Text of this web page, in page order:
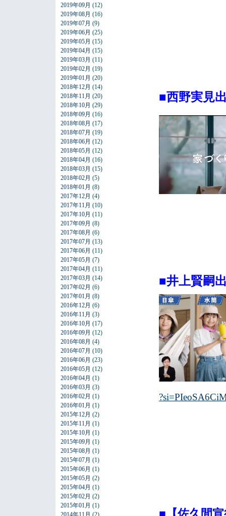
2019年09月 (12)
2019年08月 (16)
2019年07月 (9)
2019年06月 (25)
2019年05月 (15)
2019年04月 (15)
2019年03月 (11)
2019年02月 (19)
2019年01月 (20)
2018年12月 (14)
2018年11月 (20)
2018年10月 (29)
2018年09月 (16)
2018年08月 (17)
2018年07月 (19)
2018年06月 (12)
2018年05月 (12)
2018年04月 (16)
2018年03月 (15)
2018年02月 (5)
2018年01月 (8)
2017年12月 (4)
2017年11月 (10)
2017年10月 (11)
2017年09月 (8)
2017年08月 (6)
2017年07月 (13)
2017年06月 (11)
2017年05月 (7)
2017年04月 (11)
2017年03月 (14)
2017年02月 (6)
2017年01月 (8)
2016年12月 (6)
2016年11月 (3)
2016年10月 (17)
2016年09月 (12)
2016年08月 (4)
2016年07月 (10)
2016年06月 (23)
2016年05月 (12)
2016年04月 (1)
2016年03月 (3)
2016年02月 (1)
2016年01月 (1)
2015年12月 (2)
2015年11月 (1)
2015年10月 (1)
2015年09月 (1)
2015年08月 (1)
2015年07月 (1)
2015年06月 (1)
2015年05月 (2)
2015年04月 (1)
2015年02月 (2)
2015年01月 (1)
2014年11月 (2)
■西野実見
■井上賢嗣